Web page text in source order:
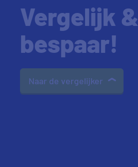
Vergelijk &
bespaar!
Naar de vergelijker